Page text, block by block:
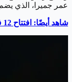
عمر جميرا، الذي يضم 1033 غرفة وجناحاً، بالإضافة إلى 88 شقة وفيلا، ومن المتوقع افتتاح الفندق في الصيف، حيث يقع في مشروع جبل عمر وعلى بعد ثلاث دقائق سيراً من المسجد الحرام.
شاهد أيضًا: افتتاح 12 فندقاً مذهلاً في السعودية بحلول عام 2030